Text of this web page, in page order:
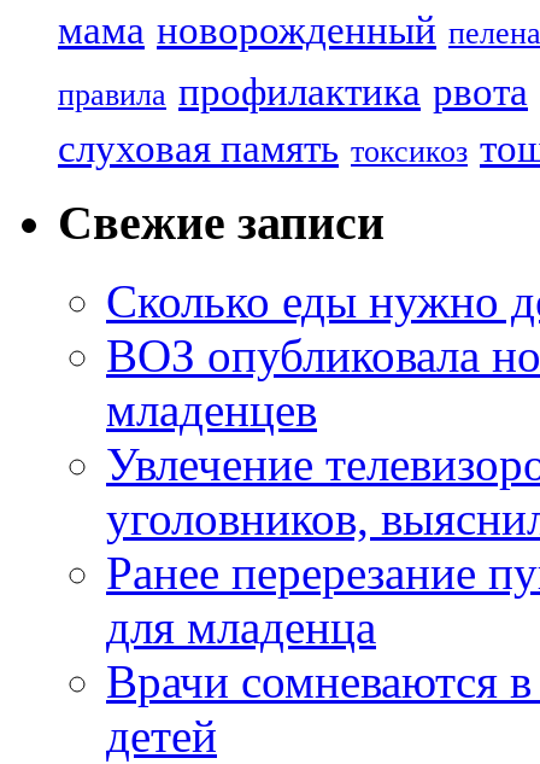
мама новорожденный
правила профилактика рвота
слуховая память токсикоз
Свежие записи
Сколько еды нужно
ВОЗ опубликовала
младенцев
Увлечение
уголовников,
Ранее перерезание
для младенца
Врачи сомневаются
детей